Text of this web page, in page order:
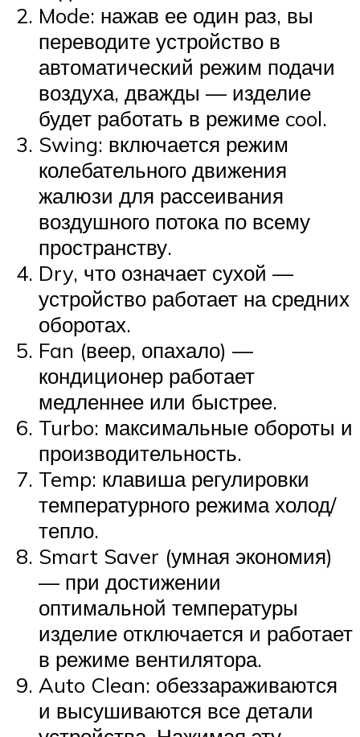
Mode: нажав ее один раз, вы
переводите устройство в
автоматический режим подачи
воздуха, дважды — изделие
будет работать в режиме cool.
Swing: включается режим
колебательного движения
жалюзи для рассеивания
воздушного потока по всему
пространству.
Dry, что означает сухой —
устройство работает на средних
оборотах.
Fan (веер, опахало) —
кондиционер работает
медленнее или быстрее.
Turbo: максимальные обороты и
производительность.
Temp: клавиша регулировки
температурного режима холод/
тепло.
Smart Saver (умная экономия)
— при достижении
оптимальной температуры
изделие отключается и работает
в режиме вентилятора.
Auto Clean: обеззараживаются
и высушиваются все детали